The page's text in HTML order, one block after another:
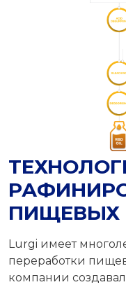
ПИЩЕВЫХ
Lurgi имеет
переработки
компании